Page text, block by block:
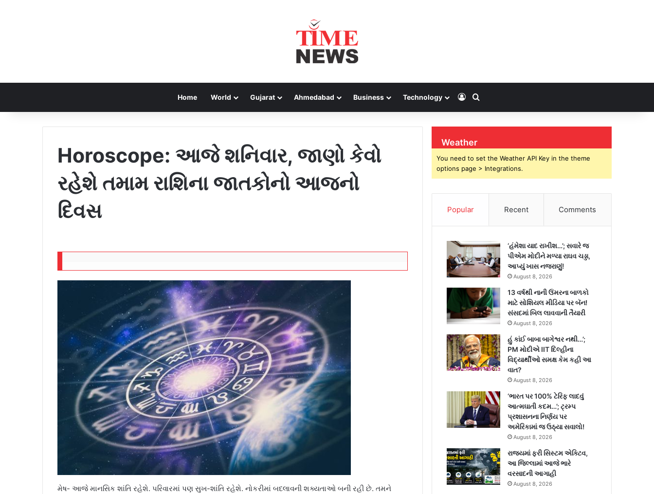
Home World Gujarat Ahmedabad Business Technology Log In
Horoscope: આજે શનિવાર, જાણો કેવો
રહેશે તમામ રાશિના જાતકોનો આજનો
દિવસ
મેષ- આજે માનસિક શાંતિ રહેશે. પરિવારમાં પણ સુખ-શાંતિ રહેશે. નોકરીમાં બદલાવની શક્યતાઓ બની રહી છે. તમને
Weather
You need to set the Weather API Key in the theme
options page > Integrations.
Popular Recent Comments
‘હંમેશા યાદ રાખીશ…’; સવારે જ
પીએમ મોદીને મળ્યા રાઘવ ચડ્ડા,
આપ્યું ખાસ નજરાણું!
August 8, 2026
13 વર્ષથી નાની ઉંમરના બાળકો
માટે સોશિયલ મીડિયા પર બૅન!
સંસદમાં બિલ લાવવાની તૈયારી
August 8, 2026
હું કાંઈ બાબા બાગેશ્વર નથી…’;
PM મોદીએ IIT દિલ્હીના
વિદ્યાર્થીઓ સમક્ષ કેમ કહી આ
વાત?
August 8, 2026
‘ભારત પર 100% ટેરિફ લાદવું
આત્મઘાતી કદમ…’; ટ્રમ્પ
પ્રશાસનના નિર્ણય પર
અમેરિકામાં જ ઉઠ્યા સવાલો!
August 8, 2026
રાજ્યમાં ફરી સિસ્ટમ એક્ટિવ,
આ જિલ્લામાં આજે ભારે
વરસાદની આગાહી
August 8, 2026